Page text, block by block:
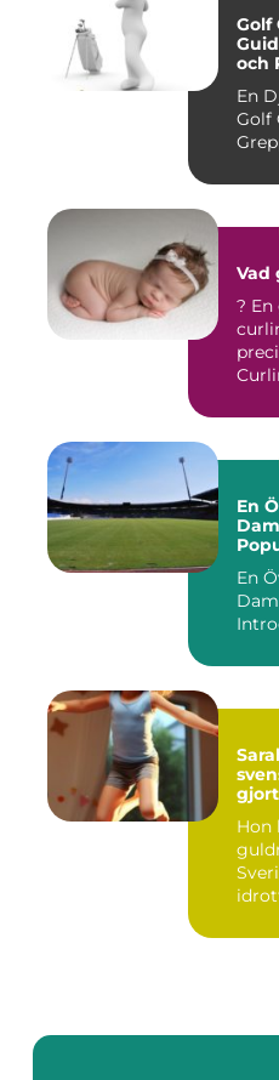
Golf
och
En
Golf Grepp
Vad
? En grundlig översikt av
En
En
gjort
Hon